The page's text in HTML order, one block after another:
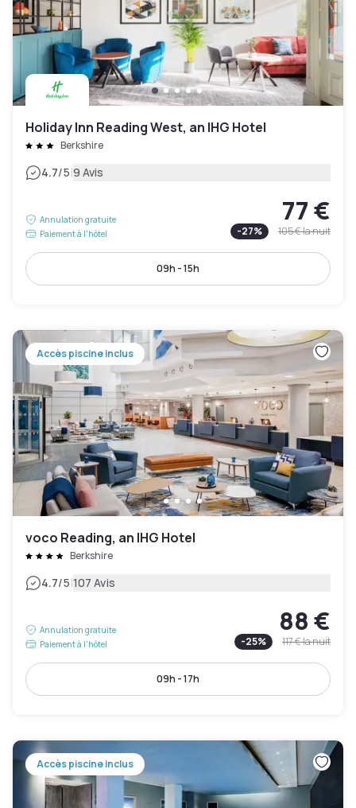
Holiday Inn Reading West, an IHG Hotel
Berkshire
4.7/5|9 Avis
Annulation gratuite
Paiement à l'hôtel
77 €
-27% 105 €la nuit
09h - 15h
Accès piscine inclus
voco Reading, an IHG Hotel
Berkshire
4.7/5|107 Avis
Annulation gratuite
Paiement à l'hôtel
88 €
-25% 117 €la nuit
09h - 17h
Accès piscine inclus